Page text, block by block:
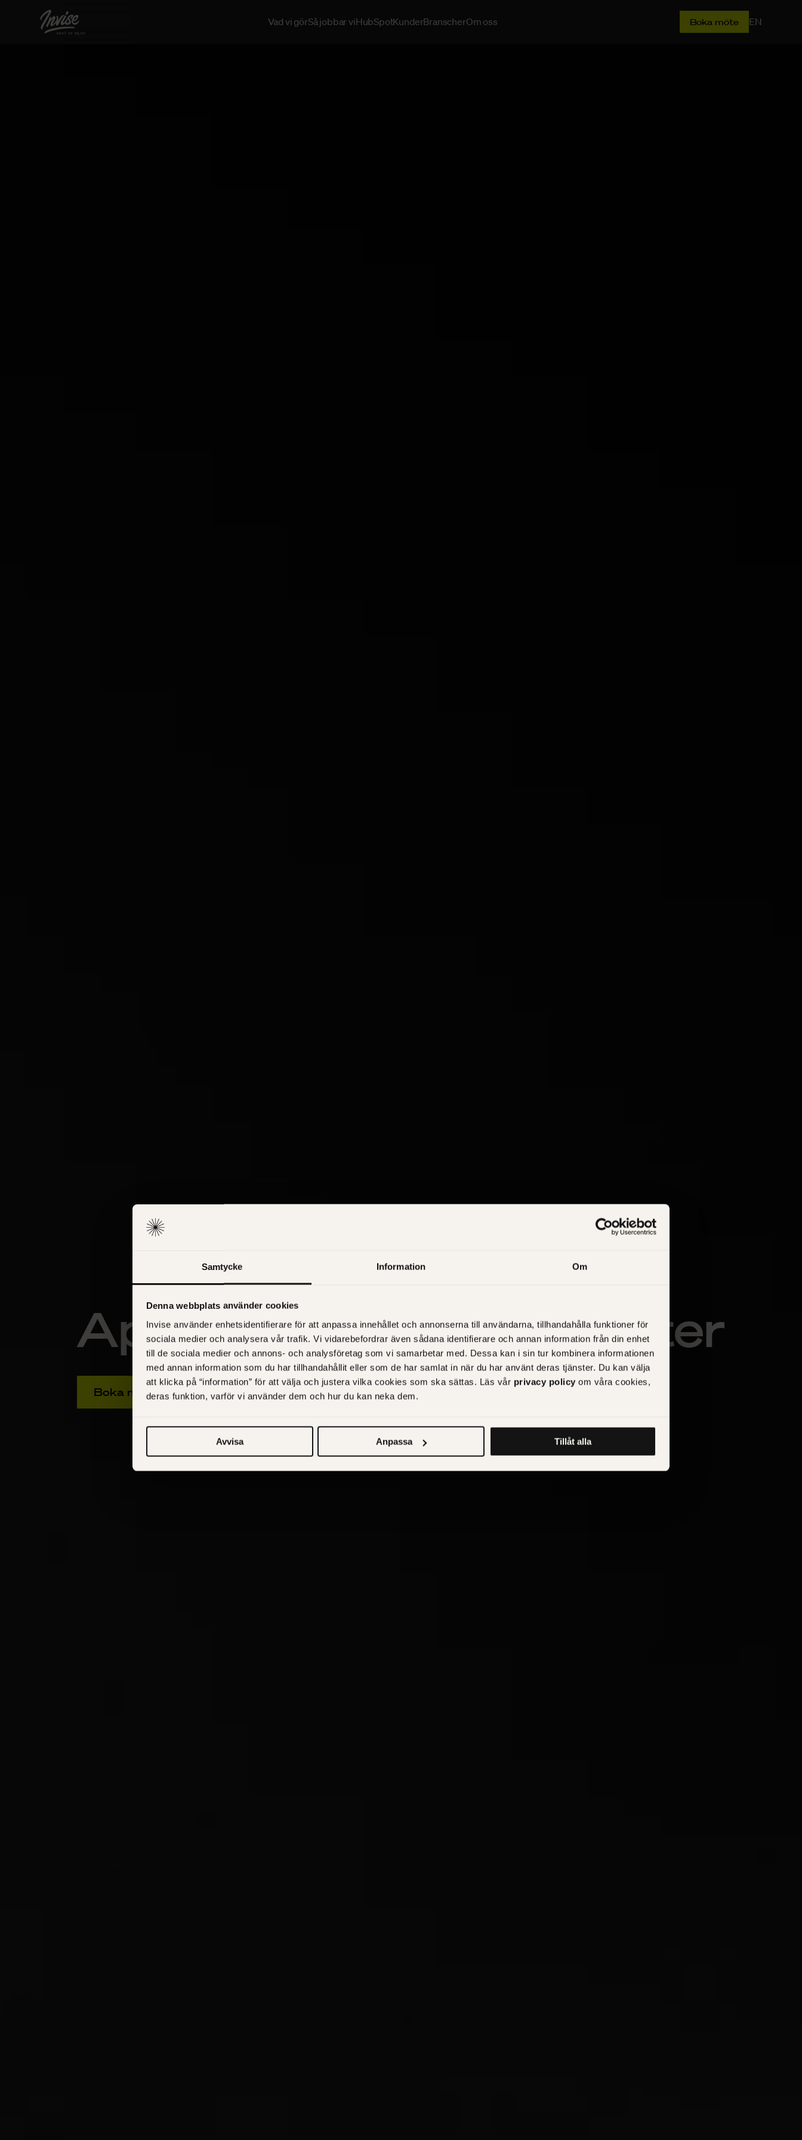
Samtycke Information Om
Denna webbplats använder cookies
Invise använder enhetsidentifierare för att anpassa innehållet och annonserna till användarna, tillhandahålla funktioner för
sociala medier och analysera vår trafik. Vi vidarebefordrar även sådana identifierare och annan information från din enhet
till de sociala medier och annons- och analysföretag som vi samarbetar med. Dessa kan i sin tur kombinera informationen
med annan information som du har tillhandahållit eller som de har samlat in när du har använt deras tjänster. Du kan välja
att klicka på “information” för att välja och justera vilka cookies som ska sättas. Läs vår privacy policy om våra cookies,
deras funktion, varför vi använder dem och hur du kan neka dem.
Avvisa Anpassa Tillåt alla
Vad vi görSå jobbar viHubSpotKunderBranscherOm oss Boka möte EN
Appar och tilläggstjänster
Boka möte